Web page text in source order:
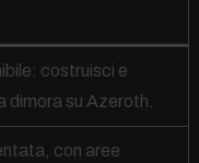
costruisci e
dimora su Azeroth.
con aree